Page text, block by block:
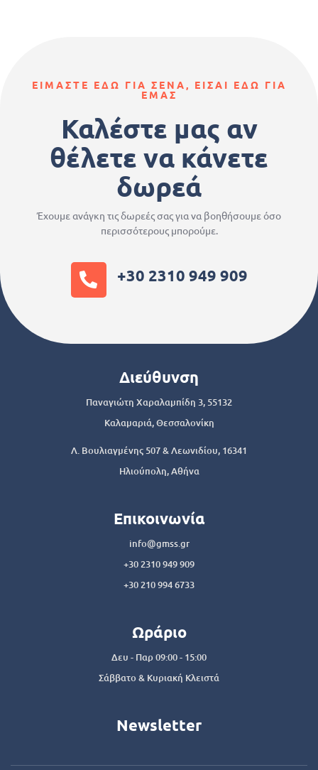
ΕΙΜΑΣΤΕ ΕΔΩ ΓΙΑ ΣΕΝΑ, ΕΙΣΑΙ ΕΔΩ ΓΙΑ
ΕΜΑΣ
Καλέστε μας αν
θέλετε να κάνετε
δωρεά
Έχουμε ανάγκη τις δωρεές σας για να βοηθήσουμε όσο
περισσότερους μπορούμε.
+30 2310 949 909
Διεύθυνση
Παναγιώτη Χαραλαμπίδη 3, 55132
Καλαμαριά, Θεσσαλονίκη
Λ. Βουλιαγμένης 507 & Λεωνιδίου, 16341
Ηλιούπολη, Αθήνα
Επικοινωνία
info@gmss.gr
+30 2310 949 909
+30 210 994 6733
Ωράριο
Δευ - Παρ 09:00 - 15:00
Σάββατο & Κυριακή Κλειστά
Newsletter